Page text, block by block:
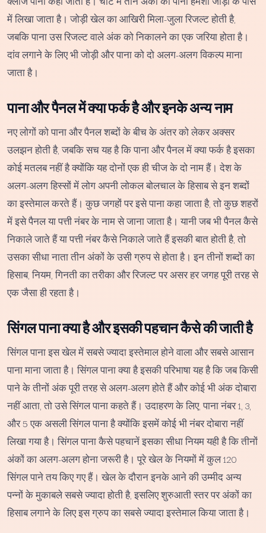
में लिखा जाता है। जोड़ी खेल का आखिरी मिला-जुला रिजल्ट होती है,
जबकि पाना उस रिजल्ट वाले अंक को निकालने का एक जरिया होता है।
दांव लगाने के लिए भी जोड़ी और पाना को दो अलग-अलग विकल्प माना
जाता है।
पाना और पैनल में क्या फर्क है और इनके अन्य नाम
नए लोगों को पाना और पैनल शब्दों के बीच के अंतर को लेकर अक्सर
उलझन होती है, जबकि सच यह है कि पाना और पैनल में क्या फर्क है इसका
कोई मतलब नहीं है क्योंकि यह दोनों एक ही चीज के दो नाम हैं। देश के
अलग-अलग हिस्सों में लोग अपनी लोकल बोलचाल के हिसाब से इन शब्दों
का इस्तेमाल करते हैं। कुछ जगहों पर इसे पाना कहा जाता है, तो कुछ शहरों
में इसे पैनल या पत्ती नंबर के नाम से जाना जाता है। यानी जब भी पैनल कैसे
निकाले जाते हैं या पत्ती नंबर कैसे निकाले जाते हैं इसकी बात होती है, तो
उसका सीधा नाता तीन अंकों के उसी ग्रुप से होता है। इन तीनों शब्दों का
हिसाब, नियम, गिनती का तरीका और रिजल्ट पर असर हर जगह पूरी तरह से
एक जैसा ही रहता है।
सिंगल पाना क्या है और इसकी पहचान कैसे की जाती है
सिंगल पाना इस खेल में सबसे ज्यादा इस्तेमाल होने वाला और सबसे आसान
पाना माना जाता है। सिंगल पाना क्या है इसकी परिभाषा यह है कि जब किसी
पाने के तीनों अंक पूरी तरह से अलग-अलग होते हैं और कोई भी अंक दोबारा
नहीं आता, तो उसे सिंगल पाना कहते हैं। उदाहरण के लिए, पाना नंबर 1, 3,
और 5 एक असली सिंगल पाना है क्योंकि इसमें कोई भी नंबर दोबारा नहीं
लिखा गया है। सिंगल पाना कैसे पहचानें इसका सीधा नियम यही है कि तीनों
अंकों का अलग-अलग होना जरूरी है। पूरे खेल के नियमों में कुल 120
सिंगल पाने तय किए गए हैं। खेल के दौरान इनके आने की उम्मीद अन्य
पन्नों के मुकाबले सबसे ज्यादा होती है, इसलिए शुरुआती स्तर पर अंकों का
हिसाब लगाने के लिए इस ग्रुप का सबसे ज्यादा इस्तेमाल किया जाता है।